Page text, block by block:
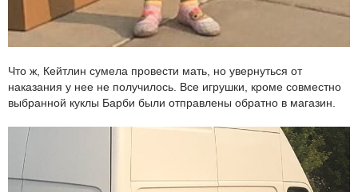
Что ж, Кейтлин сумела провести мать, но увернуться от
наказания у нее не получилось. Все игрушки, кроме совместно
выбранной куклы Барби были отправлены обратно в магазин.